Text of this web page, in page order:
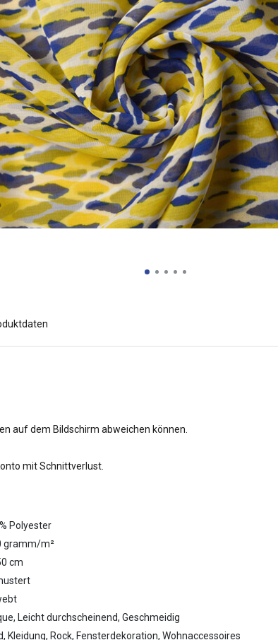
auf dem Bildschirm abweichen können.
mit Schnittverlust.
Polyester
gramm/m²
cm
Leicht durchscheinend, Geschmeidig
Kleidung, Rock, Fensterdekoration, Wohnaccessoires